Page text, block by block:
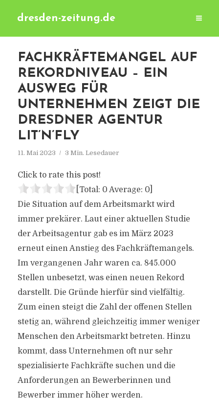
dresden-zeitung.de
FACHKRÄFTEMANGEL AUF
REKORDNIVEAU – EIN
AUSWEG FÜR
UNTERNEHMEN ZEIGT DIE
DRESDNER AGENTUR
LIT’N’FLY
11. Mai 2023 3 Min. Lesedauer
Click to rate this post!
[Total: 0 Average: 0]
Die Situation auf dem Arbeitsmarkt wird
immer prekärer. Laut einer aktuellen Studie
der Arbeitsagentur gab es im März 2023
erneut einen Anstieg des Fachkräftemangels.
Im vergangenen Jahr waren ca. 845.000
Stellen unbesetzt, was einen neuen Rekord
darstellt. Die Gründe hierfür sind vielfältig.
Zum einen steigt die Zahl der offenen Stellen
stetig an, während gleichzeitig immer weniger
Menschen den Arbeitsmarkt betreten. Hinzu
kommt, dass Unternehmen oft nur sehr
spezialisierte Fachkräfte suchen und die
Anforderungen an Bewerberinnen und
Bewerber immer höher werden.